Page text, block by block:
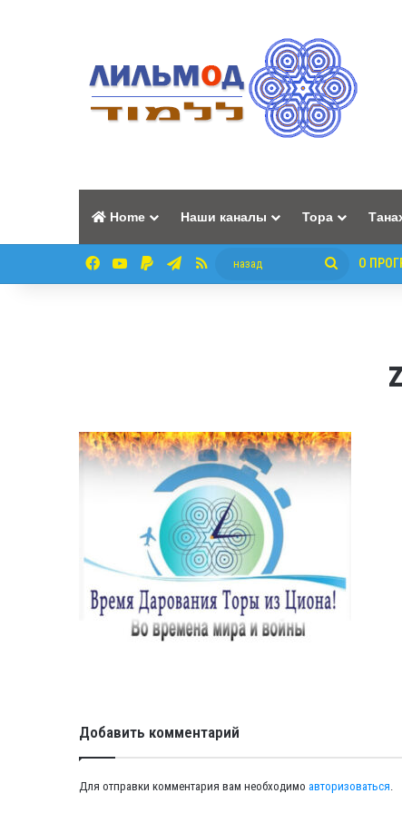
Home Наши каналы Тора
FacebookYouTube
Paypal Telegram
RSS назад
О
Добавить комментарий
Для отправки комментария вам необходимо авторизоваться.